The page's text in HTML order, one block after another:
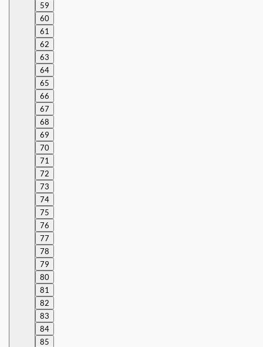
59
60
61
62
63
64
65
66
67
68
69
70
71
72
73
74
75
76
77
78
79
80
81
82
83
84
85